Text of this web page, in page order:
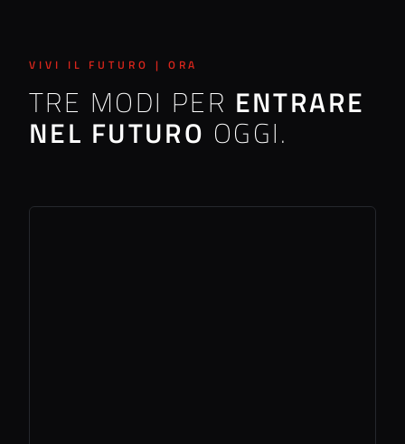
VIVI IL FUTURO | ORA
TRE MODI PER ENTRARE
NEL FUTURO OGGI.